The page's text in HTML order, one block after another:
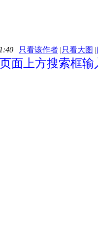
| 只看该作者 |只看大图 |
面上方搜索框输